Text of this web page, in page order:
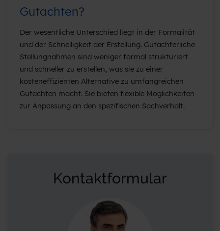
Gutachten?
Der wesentliche Unterschied liegt in der Formalität
und der Schnelligkeit der Erstellung. Gutachterliche
Stellungnahmen sind weniger formal strukturiert
und schneller zu erstellen, was sie zu einer
kosteneffizienten Alternative zu umfangreichen
Gutachten macht. Sie bieten flexible Möglichkeiten
zur Anpassung an den spezifischen Sachverhalt.
Kontaktformular